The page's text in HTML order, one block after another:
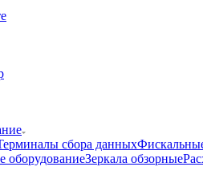
сбора данных
оборудованиеЗеркала обзорные